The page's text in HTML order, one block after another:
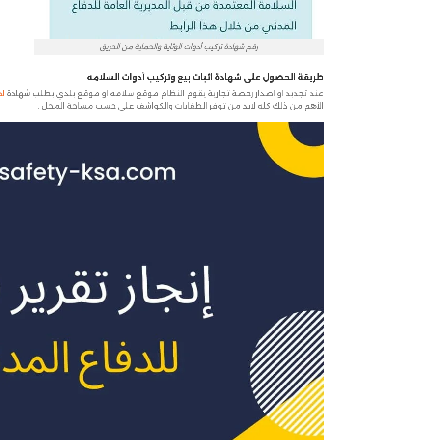
رقم شهادة تركيب أدوات الوثاية والحماية من الحريق
طريقة الحصول على شهادة اثبات بيع وتركيب أدوات السلامه
عند تجدبد او اصدار رخصة تجارية يقوم النظام موقع سلامه او موقع بلدي بطلب شهادة
الأهم من ذلك كله لابد من توفر الطفايات والكواشف على حسب مساحة المحل .